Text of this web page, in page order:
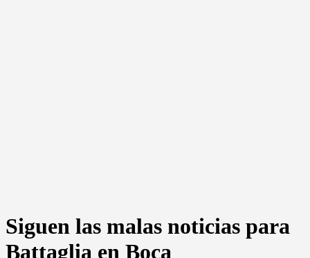
Siguen las malas noticias para
Battaglia en Boca